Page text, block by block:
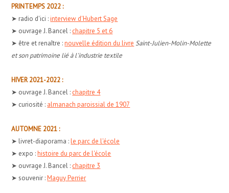
PRINTEMPS 2022 :
➤ radio d'ici :interview d'Hubert Sage
➤ ouvrage J. Bancel : chapitre 5 et 6
➤ être et renaître :nouvelle édition du livre Saint-Julien-Molin-Molette
et son patrimoine lié à l'industrie textile
HIVER 2021-2022 :
➤ ouvrage J. Bancel : chapitre 4
➤ curiosité : almanach paroissial de 1907
AUTOMNE 2021 :
➤ livret-diaporama :le parc de l'école
➤ expo :histoire du parc de l'école
➤ ouvrage J. Bancel : chapitre 3
➤ souvenir :Maguy Perrier